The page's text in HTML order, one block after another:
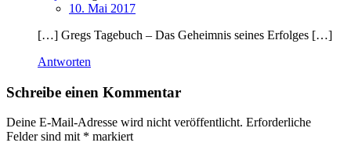
10. Mai 2017
[…] Gregs Tagebuch – Das Geheimnis seines Erfolges […]
Antworten
Schreibe einen Kommentar
Deine E-Mail-Adresse wird nicht veröffentlicht. Erforderliche
Felder sind mit * markiert